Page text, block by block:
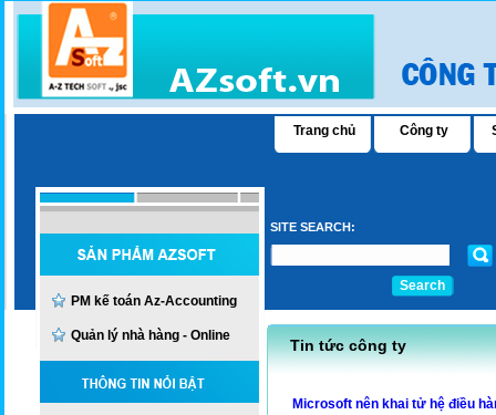
Trang chủ Công ty
SITE SEARCH:
Search
PM kế toán Az-Accounting
Quản lý nhà hàng - Online
Tin tức công ty
Microsoft nên khai tử hệ điều